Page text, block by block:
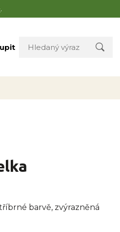
.
barvě, zvýrazněná